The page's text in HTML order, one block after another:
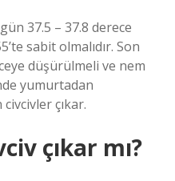
37.5 – 37.8 derece
sabit olmalıdır. Son
düşürülmeli ve nem
yumurtadan
civcivler çıkar.
çıkar mı?